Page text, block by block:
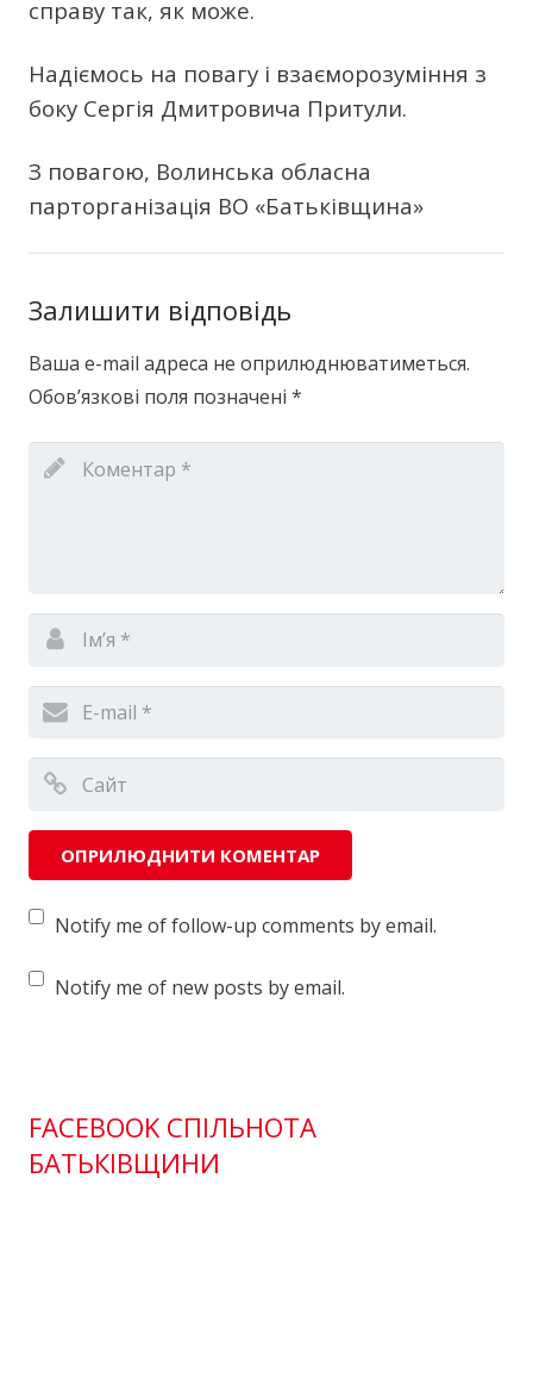
справу так, як може.
Надіємось на повагу і взаєморозуміння з
боку Сергія Дмитровича Притули.
З повагою, Волинська обласна
парторганізація ВО «Батьківщина»
Залишити відповідь
Ваша e-mail адреса не оприлюднюватиметься.
Обов’язкові поля позначені *
Notify me of follow-up comments by email.
Notify me of new posts by email.
FACEBOOK СПІЛЬНОТА
БАТЬКІВЩИНИ